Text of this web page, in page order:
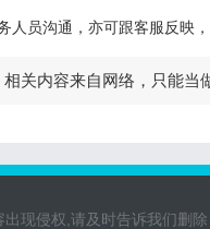
人员沟通，亦可跟客服反映
关内容来自网络，只能当
现侵权,请及时告诉我们删除